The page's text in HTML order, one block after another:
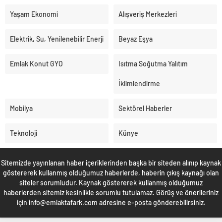
Yaşam Ekonomi Alışveriş Merkezleri
Elektrik, Su, Yenilenebilir Enerji Beyaz Eşya
Emlak Konut GYO Isıtma Soğutma Yalıtım
İklimlendirme
Mobilya Sektörel Haberler
Teknoloji Künye
Sitemizde yayınlanan haber içeriklerinden başka bir siteden alınıp kaynak
göstererek kullanmış olduğumuz haberlerde, haberin çıkış kaynağı olan
siteler sorumludur. Kaynak göstererek kullanmış olduğumuz
haberlerden sitemiz kesinlikle sorumlu tutulamaz. Görüş ve önerileriniz
için info@emlaktafark.com adresine e-posta gönderebilirsiniz.